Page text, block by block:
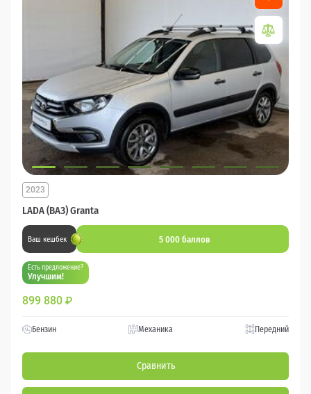
LADA (ВАЗ) Granta
2023
Ваш кешбек 5 000 баллов
Есть предложение?
Улучшим!
899 880 ₽
Бензин Механика Передний
Сравнить